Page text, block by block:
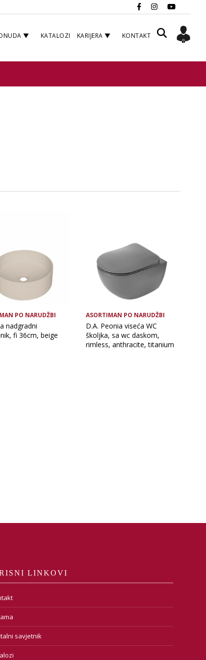
KATALOZI KARIJERA KONTAKT
PO NARUDŽBI
nadgradni
fi 36cm, beige
ASORTIMAN PO NARUDŽBI
D.A. Peonia viseća WC
školjka, sa wc daskom,
rimless, anthracite, titanium
LINKOVI
savjetnik